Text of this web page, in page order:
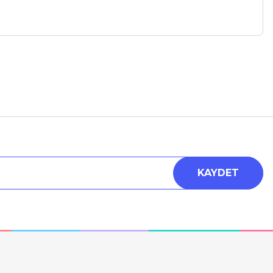
KAYDET